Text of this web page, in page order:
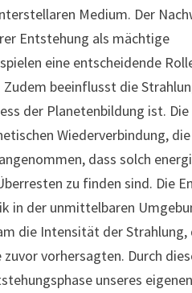
Medium. Der
Entstehung als mächtige
eine entscheidende
beeinflusst die
der Planetenbildung ist. Die
Wiederverbindung,
dass solch
zu finden sind. Die
in der unmittelbaren
die Intensität der
vorhersagten. Durch
unseres eigenen